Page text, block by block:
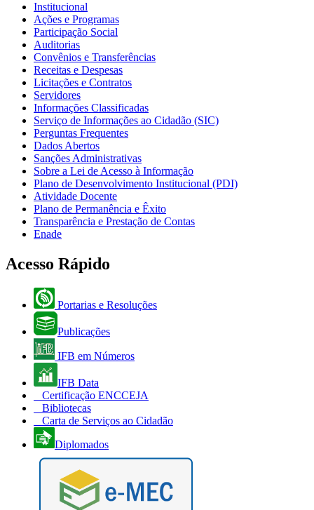
Institucional
Ações e Programas
Participação Social
Auditorias
Convênios e Transferências
Receitas e Despesas
Licitações e Contratos
Servidores
Informações Classificadas
Serviço de Informações ao Cidadão (SIC)
Perguntas Frequentes
Dados Abertos
Sanções Administrativas
Sobre a Lei de Acesso à Informação
Plano de Desenvolvimento Institucional (PDI)
Atividade Docente
Plano de Permanência e Êxito
Transparência e Prestação de Contas
Enade
Acesso Rápido
Portarias e Resoluções
Publicações
IFB em Números
IFB Data
Certificação ENCCEJA
Bibliotecas
Carta de Serviços ao Cidadão
Diplomados